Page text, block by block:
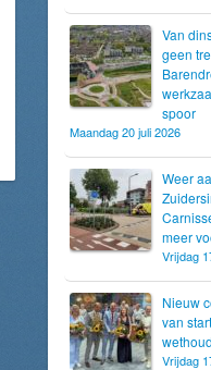
Van
geen
spoor
Maandag 20 juli 2026
Weer
meer
Vrijdag
Nieuw
van
Vrijdag